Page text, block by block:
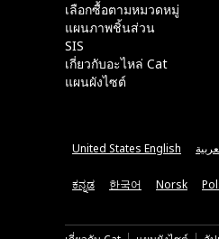
เลือกซื้อตามหมวดหมู่
แผนภาพชิ้นส่วน
SIS
เกี่ยวกับอะไหล่ Cat
แผนผังไซต์
United States English
ಕನ್ನಡ 한국어 Norsk